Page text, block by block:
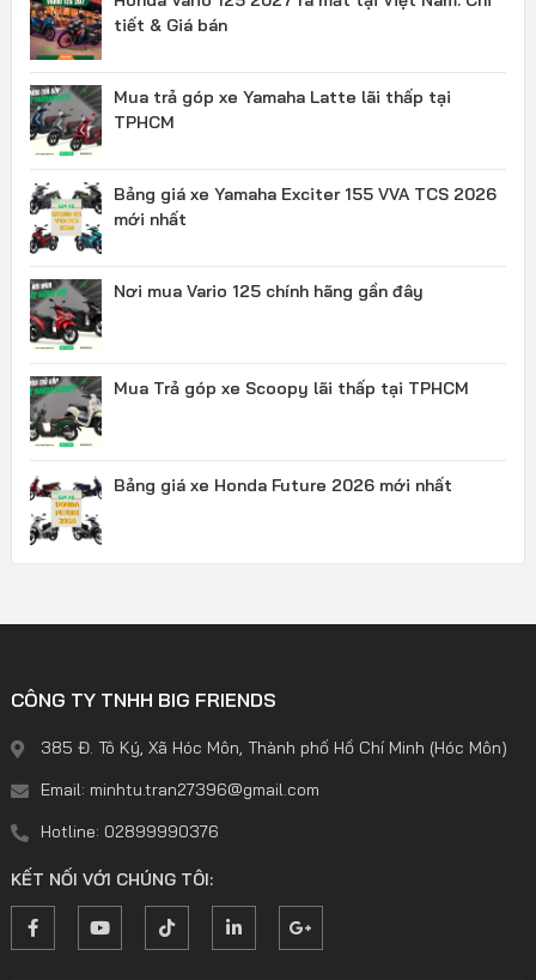
tiết & Giá bán
Mua trả góp xe Yamaha Latte lãi thấp tại
TPHCM
Bảng giá xe Yamaha Exciter 155 VVA TCS 2026
mới nhất
Nơi mua Vario 125 chính hãng gần đây
Mua Trả góp xe Scoopy lãi thấp tại TPHCM
Bảng giá xe Honda Future 2026 mới nhất
CÔNG TY TNHH BIG FRIENDS
385 Đ. Tô Ký, Xã Hóc Môn, Thành phố Hồ Chí Minh (Hóc Môn)
Email: minhtu.tran27396@gmail.com
Hotline: 02899990376
KẾT NỐI VỚI CHÚNG TÔI: